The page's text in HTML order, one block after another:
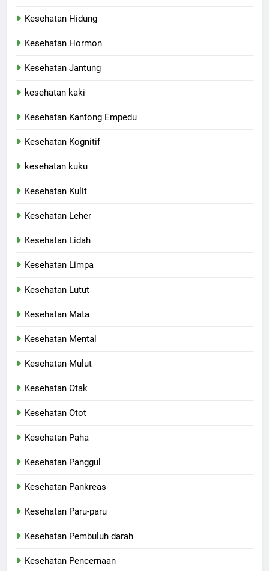
Kesehatan Hidung
Kesehatan Hormon
Kesehatan Jantung
kesehatan kaki
Kesehatan Kantong Empedu
Kesehatan Kognitif
kesehatan kuku
Kesehatan Kulit
Kesehatan Leher
Kesehatan Lidah
Kesehatan Limpa
Kesehatan Lutut
Kesehatan Mata
Kesehatan Mental
Kesehatan Mulut
Kesehatan Otak
Kesehatan Otot
Kesehatan Paha
Kesehatan Panggul
Kesehatan Pankreas
Kesehatan Paru-paru
Kesehatan Pembuluh darah
Kesehatan Pencernaan